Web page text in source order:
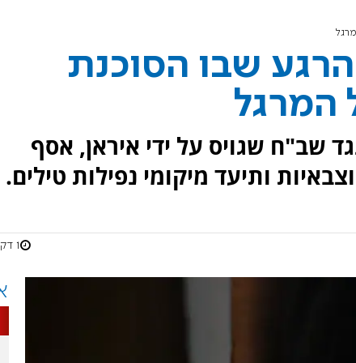
שבו הסוכנת
המרגל
שב"ח שגויס על ידי איראן, אסף
ותיעד מיקומי נפילות טילים.
1 דקות